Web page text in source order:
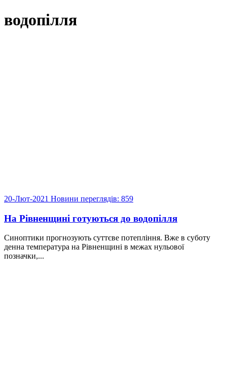
водопілля
20-Лют-2021 Новини переглядів: 859
На Рівненщині готуються до водопілля
Синоптики прогнозують суттєве потепління. Вже в суботу
денна температура на Рівненщині в межах нульової
позначки,...